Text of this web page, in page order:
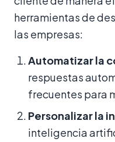
herramientas de
las empresas:
Automatizar la
respuestas
frecuentes para
Personalizar la
inteligencia